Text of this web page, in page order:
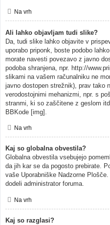
Na vrh
Ali lahko objavljam tudi slike?
Da, tudi slike lahko objavite v
uporabo priponk, boste podobo
morate navesti povezavo z javno
podoba shranjena, npr. http://
slikami na vašem računalniku ne
javno dostopen strežnik), prav tako
verodostojnimi mehanizmi, npr. s
stranmi, ki so zaščitene z geslom
BBKode [img].
Na vrh
Kaj so globalna obvestila?
Globalna obvestila vsebujejo
da jih kar se da pogosto prebirate.
vaše Uporabniške Nadzorne
dodeli administrator foruma.
Na vrh
Kaj so razglasi?